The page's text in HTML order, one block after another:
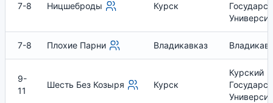
7-8 Ницшеброды Курск
7-8 Плохие Парни Владикавказ
9-
11
Шесть Без Козыря Курск
Курский